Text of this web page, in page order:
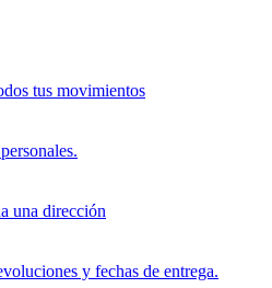
tus movimientos
una dirección
y fechas de entrega.